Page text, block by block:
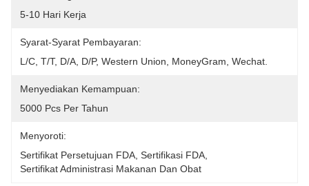
5-10 Hari Kerja
Syarat-Syarat Pembayaran:
L/C, T/T, D/A, D/P, Western Union, MoneyGram, Wechat.
Menyediakan Kemampuan:
5000 Pcs Per Tahun
Menyoroti:
Sertifikat Persetujuan FDA Sertifikasi FDA
Sertifikat Administrasi Makanan Dan Obat